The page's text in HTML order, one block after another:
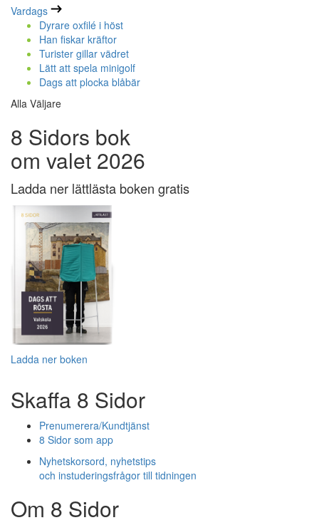
Vardags
Dyrare oxfilé i höst
Han fiskar kräftor
Turister gillar vädret
Lätt att spela minigolf
Dags att plocka blåbär
Alla Väljare
8 Sidors bok
om valet 2026
Ladda ner lättlästa boken gratis
Ladda ner boken
Skaffa 8 Sidor
Prenumerera/Kundtjänst
8 Sidor som app
Nyhetskorsord, nyhetstips
och instuderingsfrågor till tidningen
Om 8 Sidor